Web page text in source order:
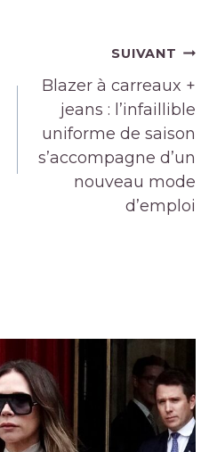
SUIVANT
Blazer à carreaux +
jeans : l’infaillible
uniforme de saison
s’accompagne d’un
nouveau mode
d’emploi